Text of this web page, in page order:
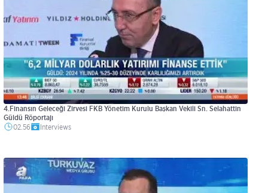
4.Finansın Geleceği Zirvesi FKB Yönetim Kurulu Başkan Vekili Sn. Selahattin
Güldü Röportajı
02.56
Interviews